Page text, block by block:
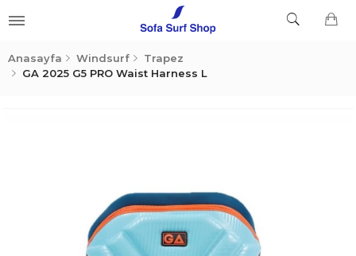
Anasayfa Windsurf
Trapez
GA 2025 G5 PRO Waist Harness L